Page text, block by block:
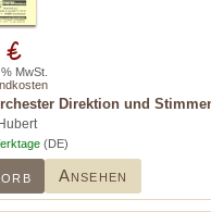
Direktion und
(DE)
Ansehen
€
MwSt.